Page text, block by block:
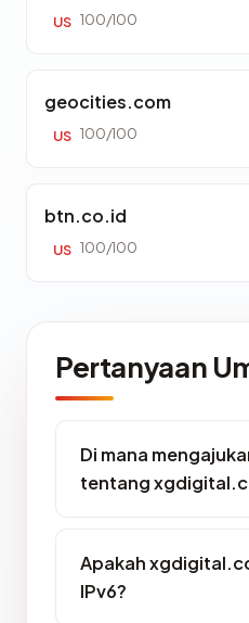
US 100/100
geocities.com
US 100/100
btn.co.id
US 100/100
Pertanyaan
Di mana
tentang
Apakah
IPv6?